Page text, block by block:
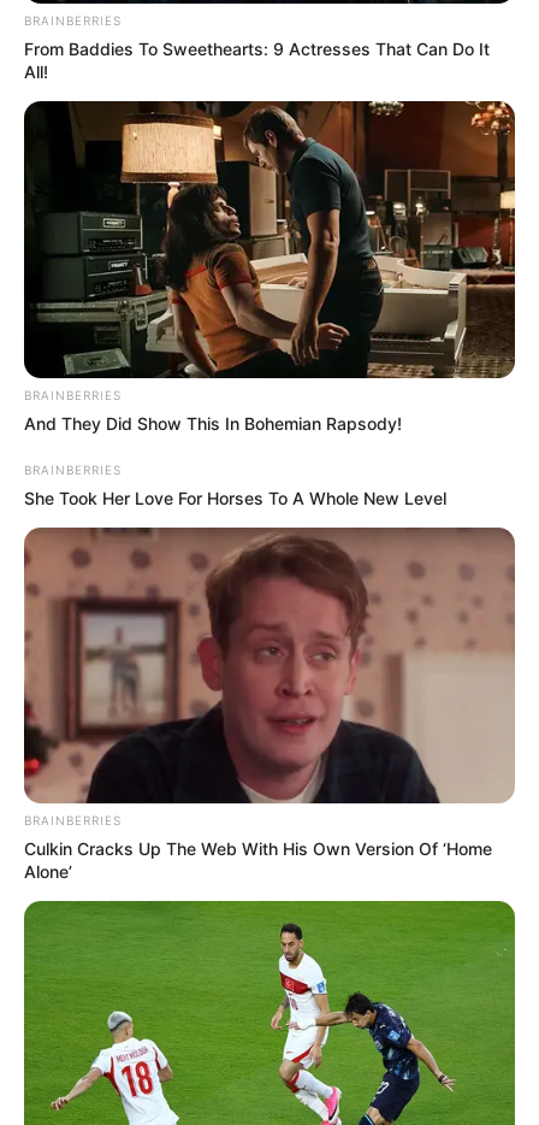
BRAINBERRIES
From Baddies To Sweethearts: 9 Actresses That Can Do It
All!
BRAINBERRIES
And They Did Show This In Bohemian Rapsody!
BRAINBERRIES
She Took Her Love For Horses To A Whole New Level
BRAINBERRIES
Culkin Cracks Up The Web With His Own Version Of ‘Home
Alone’